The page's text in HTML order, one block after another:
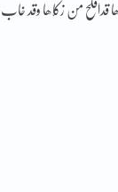
قدافلح من زکّاھا وقد